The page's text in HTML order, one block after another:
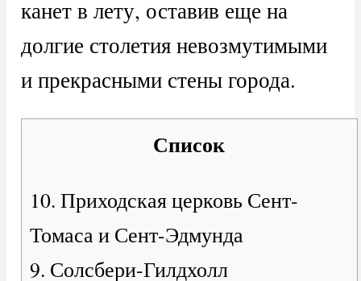
канет в лету, оставив еще на
долгие столетия невозмутимыми
и прекрасными стены города.
Список
10. Приходская церковь Сент-
Томаса и Сент-Эдмунда
9. Солсбери-Гилдхолл